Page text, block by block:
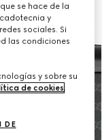
se hace de la
y
sociales. Si
las condiciones
y sobre su
de cookies
DE